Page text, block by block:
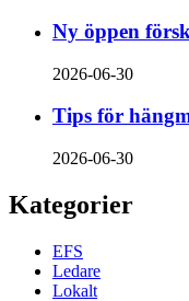
Ny öppen
2026-06-30
Tips för
2026-06-30
Kategorier
EFS
Ledare
Lokalt